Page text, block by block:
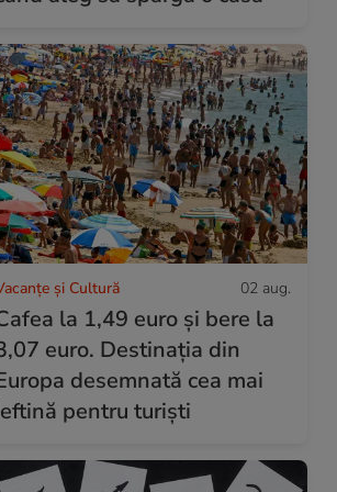
și Cultură 02 aug.
la 1,49 euro și bere la
euro. Destinația din
desemnată cea mai
pentru turiști